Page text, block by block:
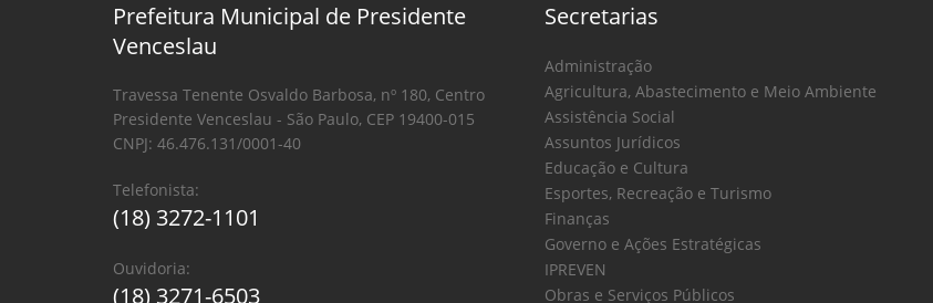
Prefeitura Municipal de Presidente
Venceslau
Travessa Tenente Osvaldo Barbosa, nº 180, Centro
Presidente Venceslau - São Paulo, CEP 19400-015
CNPJ: 46.476.131/0001-40
Telefonista:
(18) 3272-1101
Ouvidoria:
(18) 3271-6503
Secretarias
Administração
Agricultura, Abastecimento e Meio Ambiente
Assistência Social
Assuntos Jurídicos
Educação e Cultura
Esportes, Recreação e Turismo
Finanças
Governo e Ações Estratégicas
IPREVEN
Obras e Serviços Públicos